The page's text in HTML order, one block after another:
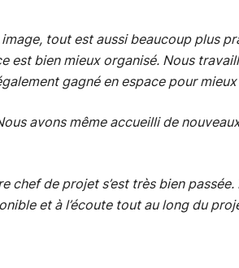
tout est aussi beaucoup plus
est bien mieux organisé. Nous
gagné en espace pour
avons même accueilli de
chef de projet s’est très bien
et à l’écoute tout au long du